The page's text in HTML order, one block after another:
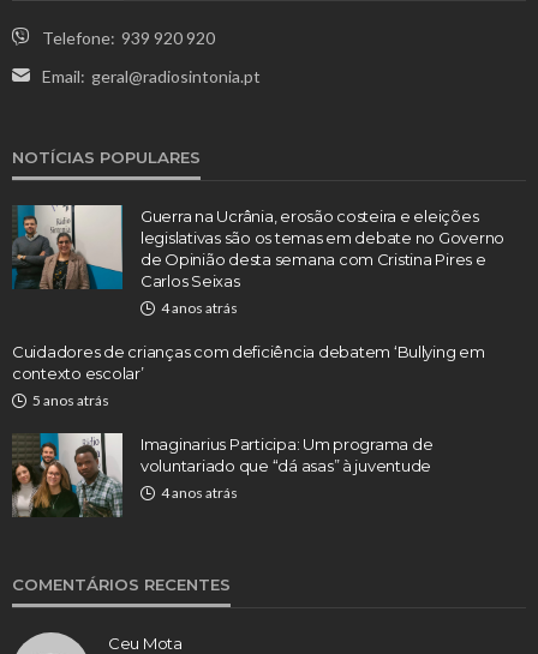
Telefone: 939 920 920
Email: geral@radiosintonia.pt
NOTÍCIAS POPULARES
Guerra na Ucrânia, erosão costeira e eleições
legislativas são os temas em debate no Governo
de Opinião desta semana com Cristina Pires e
Carlos Seixas
4 anos atrás
Cuidadores de crianças com deficiência debatem ‘Bullying em
contexto escolar’
5 anos atrás
Imaginarius Participa: Um programa de
voluntariado que “dá asas” à juventude
4 anos atrás
COMENTÁRIOS RECENTES
Ceu Mota